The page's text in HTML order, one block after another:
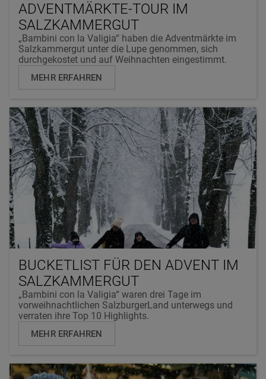
ADVENTMÄRKTE-TOUR IM
SALZKAMMERGUT
„Bambini con la Valigia“ haben die Adventmärkte im
Salzkammergut unter die Lupe genommen, sich
durchgekostet und auf Weihnachten eingestimmt.
MEHR ERFAHREN
BUCKETLIST FÜR DEN ADVENT IM
SALZKAMMERGUT
„Bambini con la Valigia“ waren drei Tage im
vorweihnachtlichen SalzburgerLand unterwegs und
verraten ihre Top 10 Highlights.
MEHR ERFAHREN